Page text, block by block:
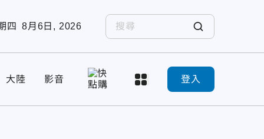
四 8月6日, 2026
大陸 影音 登入